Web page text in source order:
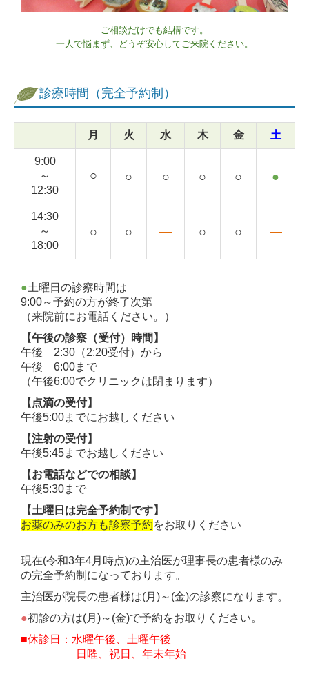
ご相談だけでも結構です。
一人で悩まず、どうぞ安心してご来院ください。
診療時間（完全予約制）
月 火 水 木 金 土
9:00
～
12:30
○ ○ ○ ○ ○ ●
14:30
～
18:00
○ ○ ― ○ ○ ―
●土曜日の診察時間は
9:00～予約の方が終了次第
（来院前にお電話ください。）
【午後の診察（受付）時間】
午後 2:30（2:20受付）から
午後 6:00まで
（午後6:00でクリニックは閉まります）
【点滴の受付】
午後5:00までにお越しください
【注射の受付】
午後5:45までお越しください
【お電話などでの相談】
午後5:30まで
【土曜日は完全予約制です】
お薬のみのお方も診察予約をお取りください
現在(令和3年4月時点)の主治医が理事長の患者様のみ
の完全予約制になっております。
主治医が院長の患者様は(月)～(金)の診察になります。
●初診の方は(月)～(金)で予約をお取りください。
■休診日：水曜午後、土曜午後
日曜、祝日、年末年始